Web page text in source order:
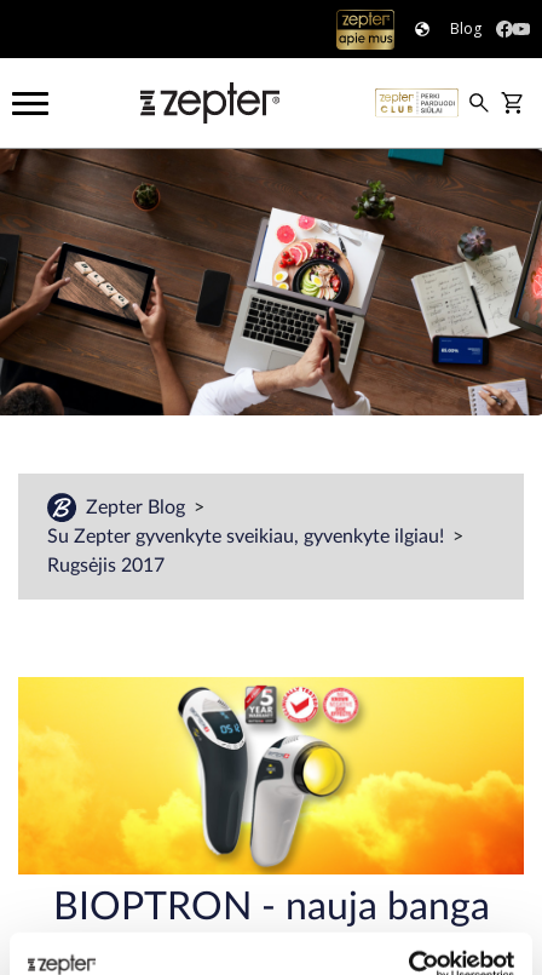
Blog
Zepter Blog
Su Zepter gyvenkyte sveikiau, gyvenkyte ilgiau!
Rugsėjis 2017
BIOPTRON - nauja banga
sveikatos priežiūroje